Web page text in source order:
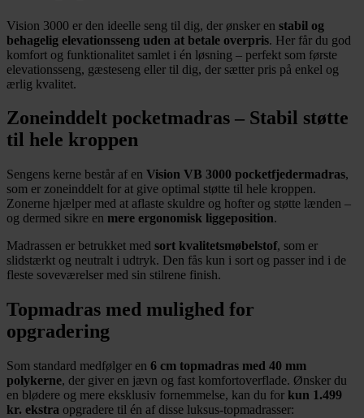
Vision 3000 er den ideelle seng til dig, der ønsker en stabil og
behagelig elevationsseng uden at betale overpris. Her får du god
komfort og funktionalitet samlet i én løsning – perfekt som første
elevationsseng, gæsteseng eller til dig, der sætter pris på enkel og
ærlig kvalitet.
Zoneinddelt pocketmadras – Stabil støtte
til hele kroppen
Sengens kerne består af en Vision VB 3000 pocketfjedermadras,
som er zoneinddelt for at give optimal støtte til hele kroppen.
Zonerne hjælper med at aflaste skuldre og hofter og støtte lænden –
og dermed sikre en mere ergonomisk liggeposition.
Madrassen er betrukket med sort kvalitetsmøbelstof, som er
slidstærkt og neutralt i udtryk. Den fås kun i sort og passer ind i de
fleste soveværelser med sin stilrene finish.
Topmadras med mulighed for
opgradering
Som standard medfølger en 6 cm topmadras med 40 mm
polykerne, der giver en jævn og fast komfortoverflade. Ønsker du
en blødere og mere eksklusiv fornemmelse, kan du for kun 1.499
kr. ekstra opgradere til én af disse luksus-topmadrasser: